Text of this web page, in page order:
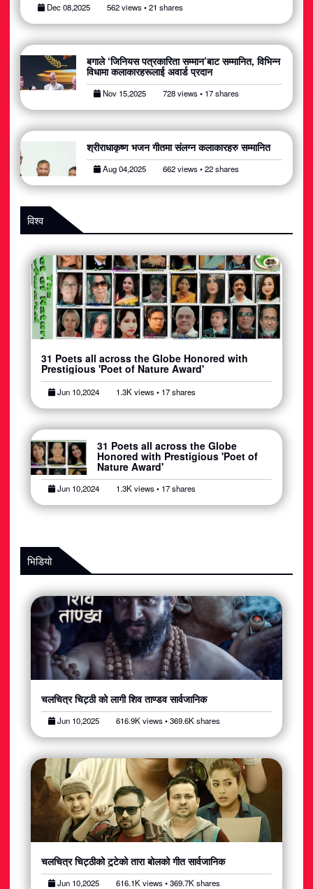
Dec 08,2025 562 views • 21 shares
बगाले ‘जिनियस पत्रकारिता सम्मान’बाट सम्मानित, विभिन्न
विधामा कलाकारहरूलाई अवार्ड प्रदान
Nov 15,2025 728 views • 17 shares
श्रीराधाकृष्ण भजन गीतमा संलग्न कलाकारहरु सम्मानित​
Aug 04,2025 662 views • 22 shares
विश्व
31 Poets all across the Globe Honored with
Prestigious 'Poet of Nature Award'
Jun 10,2024 1.3K views • 17 shares
31 Poets all across the Globe
Honored with Prestigious 'Poet of
Nature Award'
Jun 10,2024 1.3K views • 17 shares
भिडियो
चलचित्र चिट्ठी को लागी शिव ताण्डव सार्वजानिक
Jun 10,2025 616.9K views • 369.6K shares
चलचित्र चिट्ठीको टुटेको तारा बोलको गीत सार्वजानिक
Jun 10,2025 616.1K views • 369.7K shares